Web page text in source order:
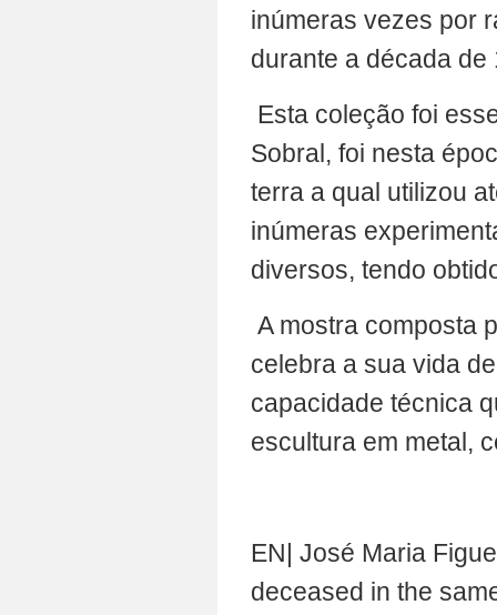
inúmeras vezes por
durante a década de
Esta coleção foi
Sobral, foi nesta
terra a qual utilizou
inúmeras
diversos, tendo
A mostra composta
celebra a sua vida
capacidade técnica
escultura em metal,
EN| José Maria
deceased in the